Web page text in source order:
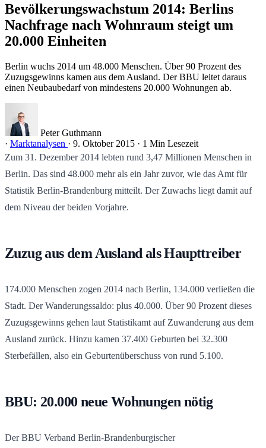
Bevölkerungswachstum 2014: Berlins
Nachfrage nach Wohnraum steigt um
20.000 Einheiten
Berlin wuchs 2014 um 48.000 Menschen. Über 90 Prozent des
Zuzugsgewinns kamen aus dem Ausland. Der BBU leitet daraus
einen Neubaubedarf von mindestens 20.000 Wohnungen ab.
Peter Guthmann
· Marktanalysen · 9. Oktober 2015 · 1 Min Lesezeit
Zum 31. Dezember 2014 lebten rund 3,47 Millionen Menschen in
Berlin. Das sind 48.000 mehr als ein Jahr zuvor, wie das Amt für
Statistik Berlin-Brandenburg mitteilt. Der Zuwachs liegt damit auf
dem Niveau der beiden Vorjahre.
Zuzug aus dem Ausland als Haupttreiber
174.000 Menschen zogen 2014 nach Berlin, 134.000 verließen die
Stadt. Der Wanderungssaldo: plus 40.000. Über 90 Prozent dieses
Zuzugsgewinns gehen laut Statistikamt auf Zuwanderung aus dem
Ausland zurück. Hinzu kamen 37.400 Geburten bei 32.300
Sterbefällen, also ein Geburtenüberschuss von rund 5.100.
BBU: 20.000 neue Wohnungen nötig
Der BBU Verband Berlin-Brandenburgischer